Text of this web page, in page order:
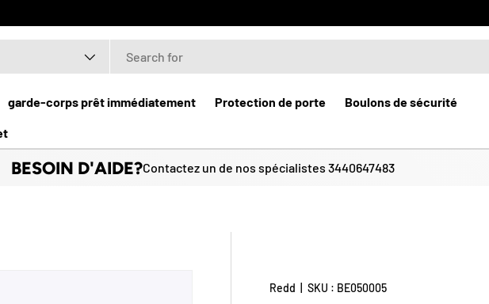
garde-corps prêt immédiatement Protection de porte Boulons de sécurité
BESOIN D'AIDE?Contactez un de nos spécialistes 3440647483
Redd |SKU : BE050005